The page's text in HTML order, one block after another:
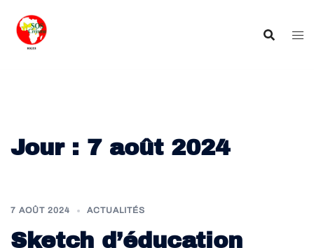
contenu
Jour : 7 août 2024
7 AOÛT 2024 ACTUALITÉS
Sketch d’éducation